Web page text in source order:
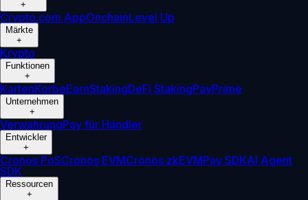
+
Crypto.com AppOnchainLevel Up
Märkte
+
Krypto
Funktionen
+
KartenKörbeEarnStakingDeFi StakingPayPrime
Unternehmen
+
VerwahrungPay für Händler
Entwickler
+
Cronos PoSCronos EVMCronos zkEVMPay SDKAI Agent
SDK
Ressourcen
+